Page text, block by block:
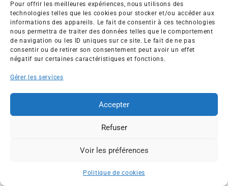
Pour offrir les meilleures expériences, nous utilisons des
technologies telles que les cookies pour stocker et/ou accéder aux
informations des appareils. Le fait de consentir à ces technologies
nous permettra de traiter des données telles que le comportement
de navigation ou les ID uniques sur ce site. Le fait de ne pas
consentir ou de retirer son consentement peut avoir un effet
négatif sur certaines caractéristiques et fonctions.
Gérer les services
Accepter
Refuser
Voir les préférences
Politique de cookies
Créée en 1992, l’association française des Entreprises pour
l’Environnement (EPE) rassemble une soixantaine de grandes
entreprises françaises et internationales de tous les secteurs
de l’économie, afin de collaborer à leur transformation face
aux enjeux d’une transition écologique intégrée.
L’association EPE
Contacts
©2026 EPE
RGPDPlan du site
ESPACE MEMBRES